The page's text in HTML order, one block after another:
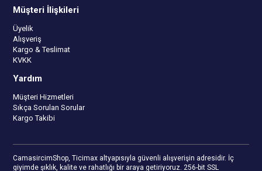
Müşteri İlişkileri
Üyelik
Alışveriş
Kargo & Teslimat
KVKK
Yardım
Müşteri Hizmetleri
Sıkça Sorulan Sorular
Kargo Takibi
CamasircimShop, Ticimax altyapısıyla güvenli alışverişin adresidir. İç
giyimde şıklık, kalite ve rahatlığı bir araya getiriyoruz. 256-bit SSL